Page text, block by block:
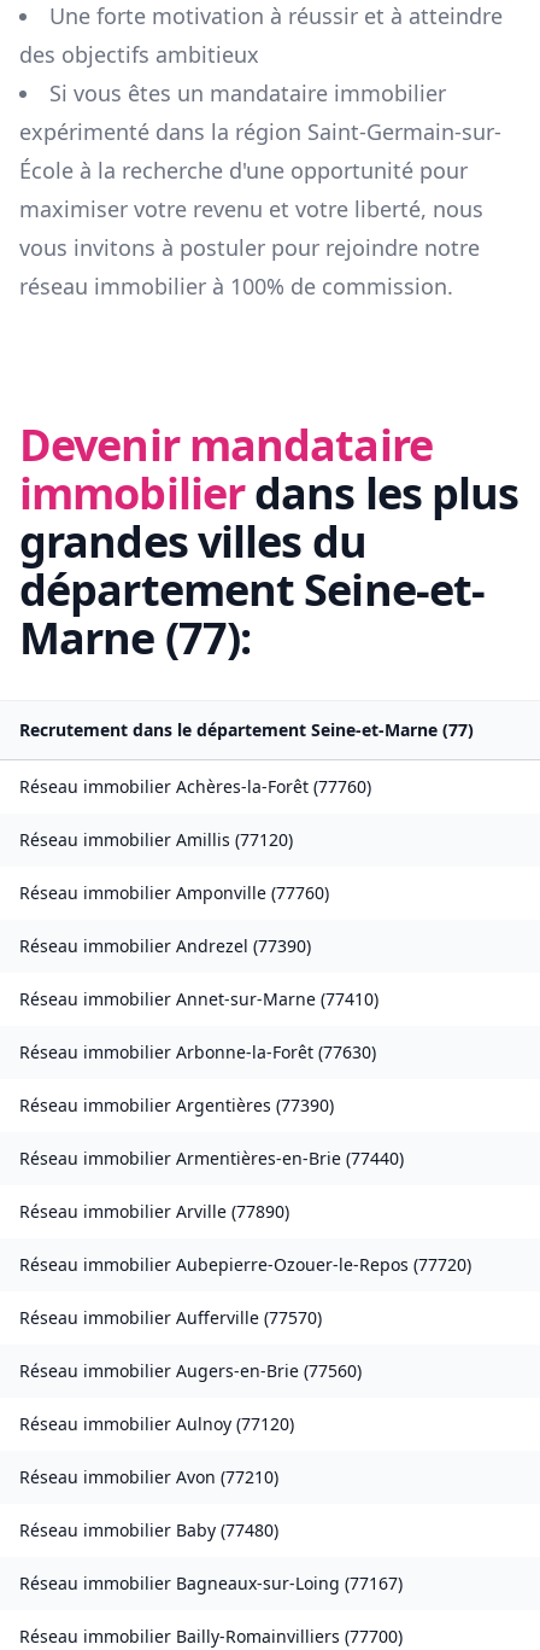
Une forte motivation à réussir et à atteindre
des objectifs ambitieux
Si vous êtes un mandataire immobilier
expérimenté dans la région Saint-Germain-sur-
École à la recherche d'une opportunité pour
maximiser votre revenu et votre liberté, nous
vous invitons à postuler pour rejoindre notre
réseau immobilier à 100% de commission.
Devenir mandataire
immobilierdans les plus
grandes villes du
départementSeine-et-
Marne (77):
Recrutement dans le département Seine-et-Marne (77)
Réseau immobilier Achères-la-Forêt (77760)
Réseau immobilier Amillis (77120)
Réseau immobilier Amponville (77760)
Réseau immobilier Andrezel (77390)
Réseau immobilier Annet-sur-Marne (77410)
Réseau immobilier Arbonne-la-Forêt (77630)
Réseau immobilier Argentières (77390)
Réseau immobilier Armentières-en-Brie (77440)
Réseau immobilier Arville (77890)
Réseau immobilier Aubepierre-Ozouer-le-Repos (77720)
Réseau immobilier Aufferville (77570)
Réseau immobilier Augers-en-Brie (77560)
Réseau immobilier Aulnoy (77120)
Réseau immobilier Avon (77210)
Réseau immobilier Baby (77480)
Réseau immobilier Bagneaux-sur-Loing (77167)
Réseau immobilier Bailly-Romainvilliers (77700)